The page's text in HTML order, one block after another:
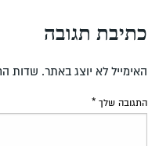
כתיבת תגובה
האימייל לא יוצג באתר. שדות
התגובה שלך *